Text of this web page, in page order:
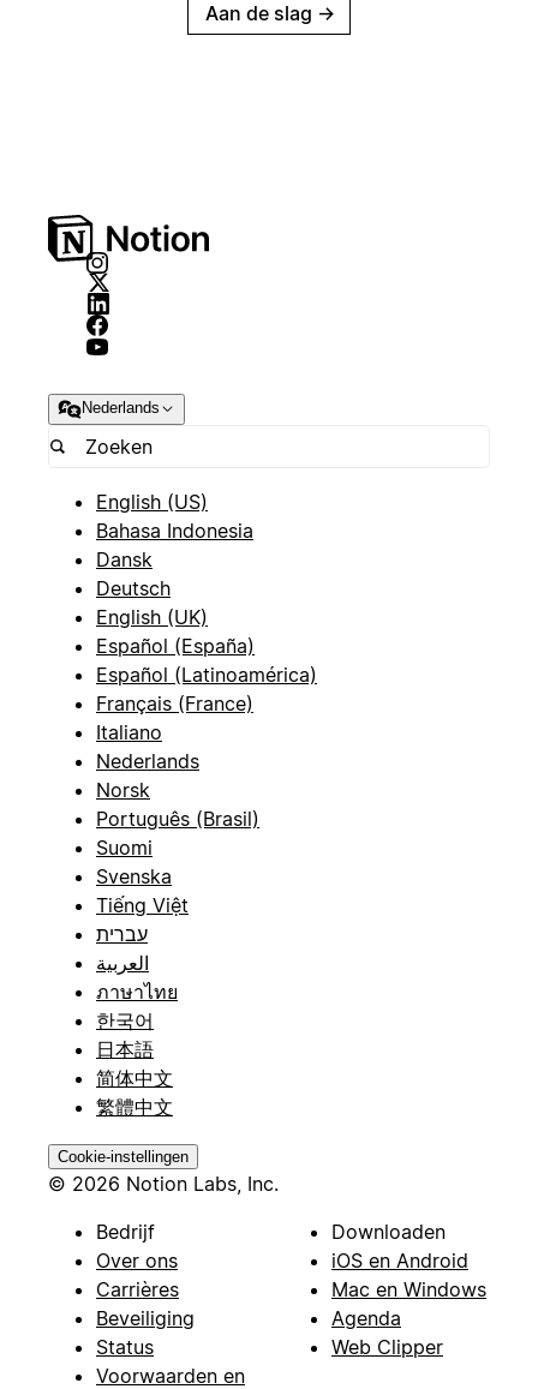
Aan de slag →
Nederlands
English (US)
Bahasa Indonesia
Dansk
Deutsch
English (UK)
Español (España)
Español (Latinoamérica)
Français (France)
Italiano
Nederlands
Norsk
Português (Brasil)
Suomi
Svenska
Tiếng Việt
עברית
العربية
ภาษาไทย
한국어
日本語
简体中文
繁體中文
Cookie-instellingen
© 2026 Notion Labs, Inc.
Bedrijf
Over ons
Carrières
Beveiliging
Status
Voorwaarden en
Downloaden
iOS en Android
Mac en Windows
Agenda
Web Clipper